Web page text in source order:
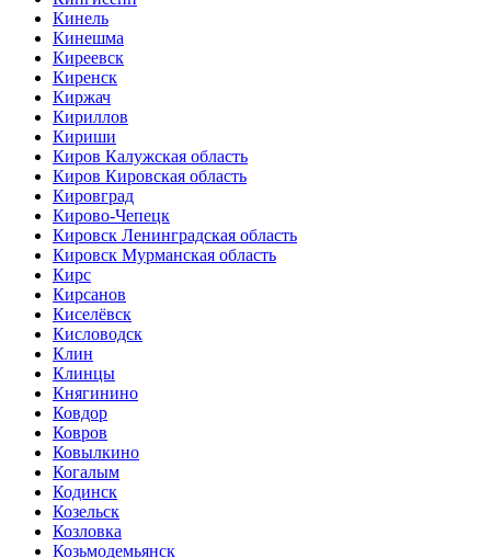
Кинель
Кинешма
Киреевск
Киренск
Киржач
Кириллов
Кириши
Киров Калужская область
Киров Кировская область
Кировград
Кирово-Чепецк
Кировск Ленинградская область
Кировск Мурманская область
Кирс
Кирсанов
Киселёвск
Кисловодск
Клин
Клинцы
Княгинино
Ковдор
Ковров
Ковылкино
Когалым
Кодинск
Козельск
Козловка
Козьмодемьянск